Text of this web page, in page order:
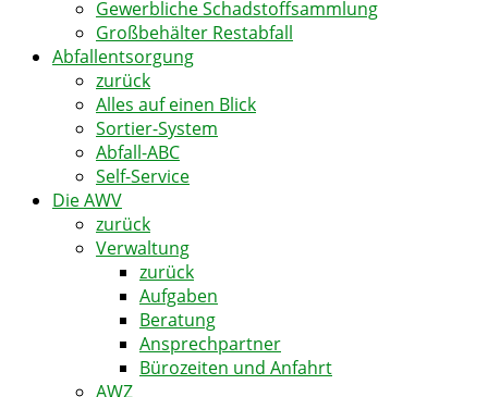
Gewerbliche Schadstoffsammlung
Großbehälter Restabfall
Abfallentsorgung
zurück
Alles auf einen Blick
Sortier-System
Abfall-ABC
Self-Service
Die AWV
zurück
Verwaltung
zurück
Aufgaben
Beratung
Ansprechpartner
Bürozeiten und Anfahrt
AWZ